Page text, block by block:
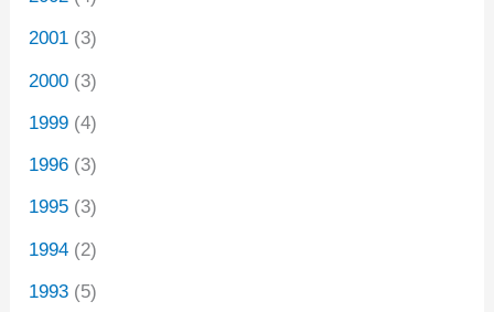
2001 (3)
2000 (3)
1999 (4)
1996 (3)
1995 (3)
1994 (2)
1993 (5)